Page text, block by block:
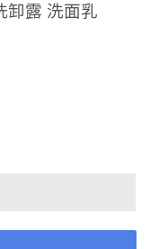
卸露 洗面乳